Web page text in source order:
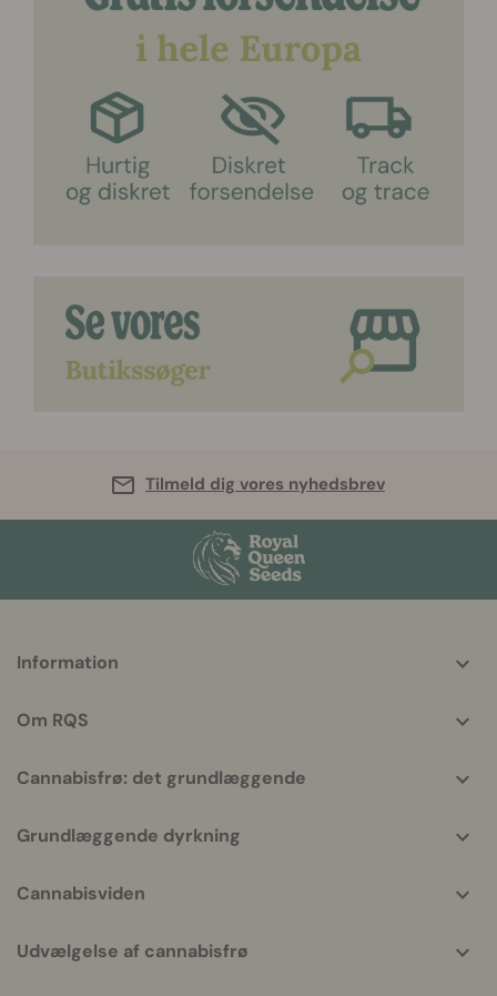
Tilmeld dig vores nyhedsbrev
helpful
Information
Om RQS
Cannabisfrø: det grundlæggende
Grundlæggende dyrkning
Cannabisviden
Udvælgelse af cannabisfrø